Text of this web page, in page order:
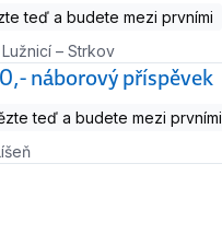
teď a budete mezi prvními
– Strkov
náborový příspěvek
teď a budete mezi prvními